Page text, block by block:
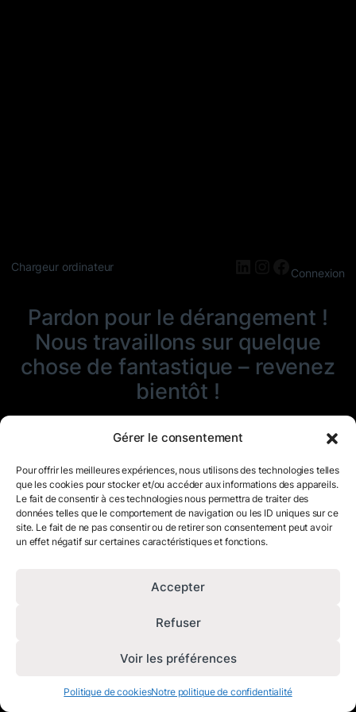
Gérer le consentement
Pour offrir les meilleures expériences, nous utilisons des technologies telles
que les cookies pour stocker et/ou accéder aux informations des appareils.
Le fait de consentir à ces technologies nous permettra de traiter des
données telles que le comportement de navigation ou les ID uniques sur ce
site. Le fait de ne pas consentir ou de retirer son consentement peut avoir
un effet négatif sur certaines caractéristiques et fonctions.
Accepter
Refuser
Voir les préférences
Politique de cookiesNotre politique de confidentialité
Chargeur ordinateur LinkedIn
Instagram
Connexion
Pardon pour le dérangement !
Nous travaillons sur quelque
chose de fantastique – revenez
bientôt !